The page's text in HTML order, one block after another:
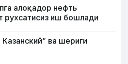
алоқадор нефть
рухсатисиз иш бошлади
ва шериги